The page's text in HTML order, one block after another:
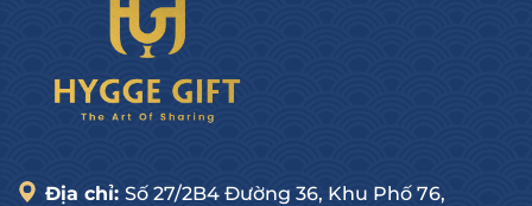
Địa chỉ: Số 27/2B4 Đường 36, Khu Phố 76,